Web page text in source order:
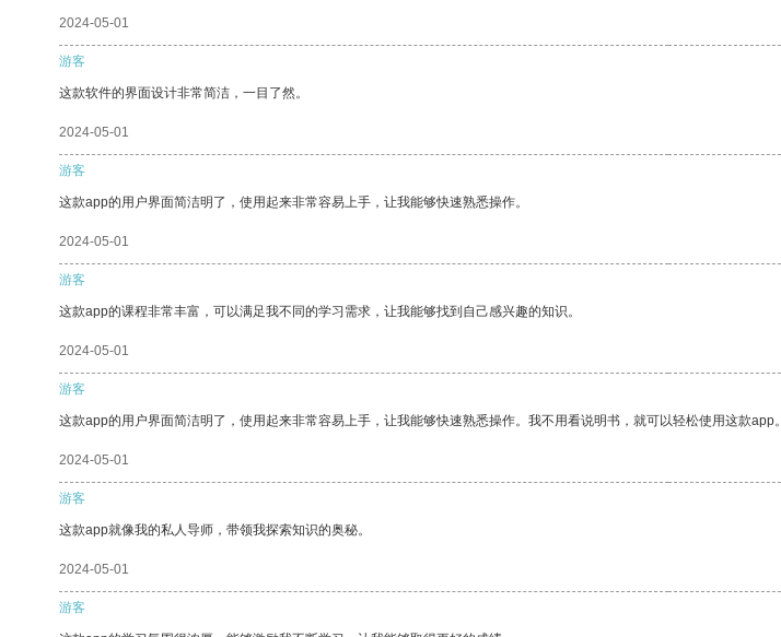
2024-05-01
游客
这款软件的界面设计非常简洁，一目了然。
2024-05-01
游客
这款app的用户界面简洁明了，使用起来非常容易上手，让我能够快速熟悉操作。
2024-05-01
游客
这款app的课程非常丰富，可以满足我不同的学习需求，让我能够找到自己感兴趣的知识。
2024-05-01
游客
这款app的用户界面简洁明了，使用起来非常容易上手，让我能够快速熟悉操作。我不用看说明书，就可以轻松使用这款app。
2024-05-01
游客
这款app就像我的私人导师，带领我探索知识的奥秘。
2024-05-01
游客